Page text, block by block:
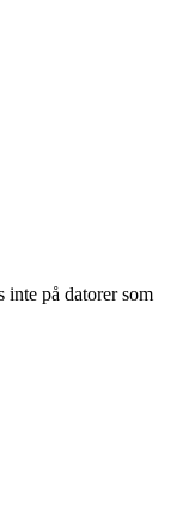
inte på datorer som